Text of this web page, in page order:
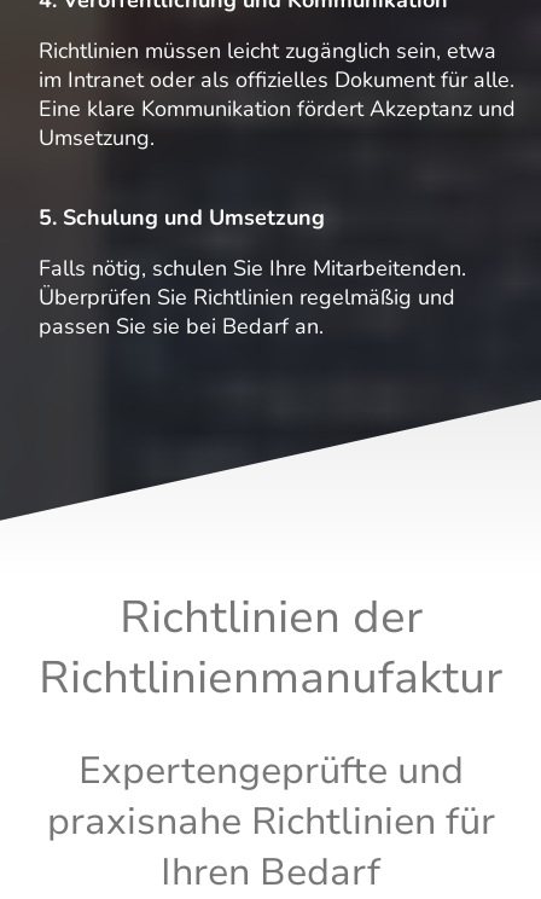
Richtlinien müssen leicht zugänglich sein, etwa
im Intranet oder als offizielles Dokument für alle.
Eine klare Kommunikation fördert Akzeptanz und
Umsetzung.
5. Schulung und Umsetzung
Falls nötig, schulen Sie Ihre Mitarbeitenden.
Überprüfen Sie Richtlinien regelmäßig und
passen Sie sie bei Bedarf an.
Richtlinien der
Richtlinienmanufaktur
Expertengeprüfte und
praxisnahe Richtlinien für
Ihren Bedarf